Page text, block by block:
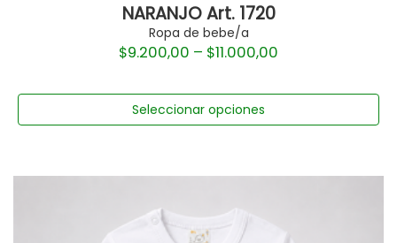
NARANJO Art. 1720
Ropa de bebe/a
$9.200,00 – $11.000,00
Seleccionar opciones